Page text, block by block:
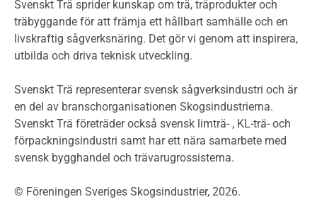
Termer och förkortningar
Planering
Klimatkalkylator hallar
Projektering av trähus - generellt
Byggsystem
Fasadsystem i skivmaterial
Bullerskärmar och andra utomhuskonstruktioner
Byggnation och utförande
Svenskt Trä sprider kunskap om trä, träprodukter och
träbyggande för att främja ett hållbart samhälle och en
livskraftig sågverksnäring. Det gör vi genom att inspirera,
utbilda och driva teknisk utveckling.
Svenskt Trä representerar svensk sågverksindustri och är
en del av branschorganisationen Skogsindustrierna.
Svenskt Trä företräder också svensk limträ- , KL-trä- och
förpackningsindustri samt har ett nära samarbete med
svensk bygghandel och trävarugrossisterna.
© Föreningen Sveriges Skogsindustrier, 2026.